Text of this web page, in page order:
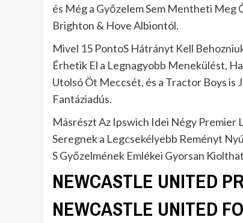
és Még a Győzelem Sem Mentheti Meg
Brighton & Hove Albiontól.
Mivel 15 PontoS Hátrányt Kell
Érhetik El a Legnagyobb Menekülést,
Utolsó Öt Meccsét, és a Tractor Boys is
Fantáziadús.
Másrészt Az Ipswich Idei Négy
Seregnek a Legcsekélyebb Reményt
S Győzelmének Emlékei Gyorsan
NEWCASTLE UNITED
NEWCASTLE UNITED